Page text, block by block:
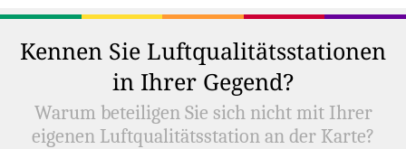
Kennen Sie Luftqualitätsstationen
in Ihrer Gegend?
Warum beteiligen Sie sich nicht mit Ihrer
eigenen Luftqualitätsstation an der Karte?